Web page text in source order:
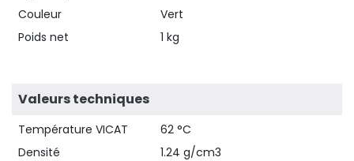
Couleur
Vert
Poids net
1 kg
Valeurs techniques
Température VICAT
62 °C
Densité
1.24 g/cm3